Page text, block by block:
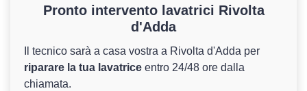
Pronto intervento lavatrici Rivolta
d'Adda
Il tecnico sarà a casa vostra a Rivolta d'Adda per
riparare la tua lavatrice entro 24/48 ore dalla
chiamata.